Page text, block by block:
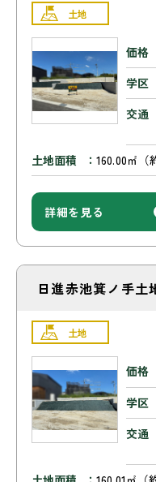
土地
価格
学区
交通
土地面積
160.00㎡（
詳細を見る
日進赤池箕ノ手
土地
価格
学区
交通